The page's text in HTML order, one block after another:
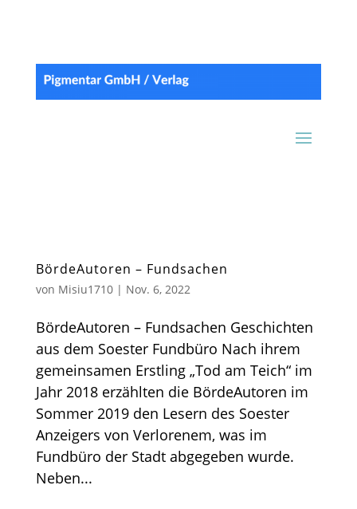
BördeAutoren – Fundsachen
von Misiu1710| Nov. 6, 2022
BördeAutoren – Fundsachen Geschichten
aus dem Soester Fundbüro Nach ihrem
gemeinsamen Erstling „Tod am Teich“ im
Jahr 2018 erzählten die BördeAutoren im
Sommer 2019 den Lesern des Soester
Anzeigers von Verlorenem, was im
Fundbüro der Stadt abgegeben wurde.
Neben...